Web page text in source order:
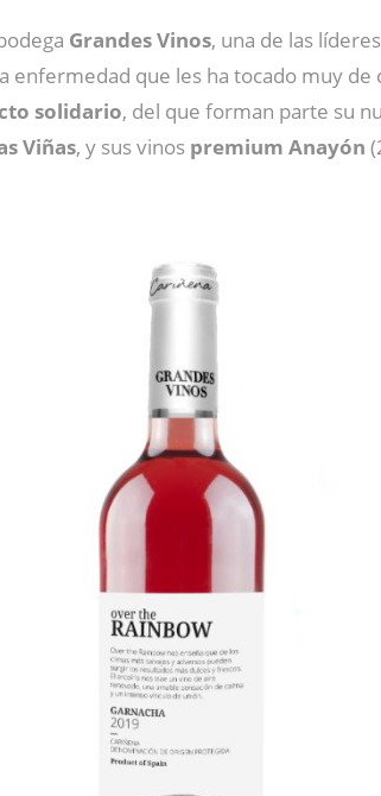
Grandes Vinos, una de las
enfermedad que les ha tocado muy
solidario, del que forman parte su
Viñas, y sus vinos premium Anayón